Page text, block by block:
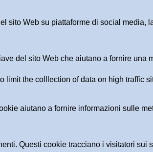
sito Web su piattaforme di social media,
del sito Web che aiutano a fornire una
limit the colllection of data on high traffic
aiutano a fornire informazioni sulle
Questi cookie tracciano i visitatori sui